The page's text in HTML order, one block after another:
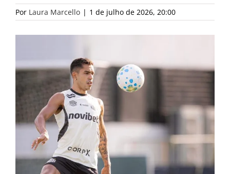
Por Laura Marcello | 1 de julho de 2026, 20:00